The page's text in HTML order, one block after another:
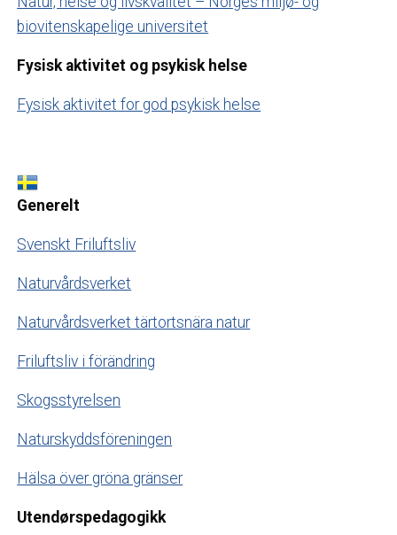
biovitenskapelige universitet
Fysisk aktivitet og psykisk helse
Fysisk aktivitet for god psykisk helse
Generelt
Svenskt Friluftsliv
Naturvårdsverket
Naturvårdsverket tärtortsnära natur
Friluftsliv i förändring
Skogsstyrelsen
Naturskyddsföreningen
Hälsa över gröna gränser
Utendørspedagogikk